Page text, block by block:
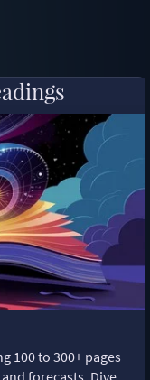
100 to 300+ pages
forecasts. Dive